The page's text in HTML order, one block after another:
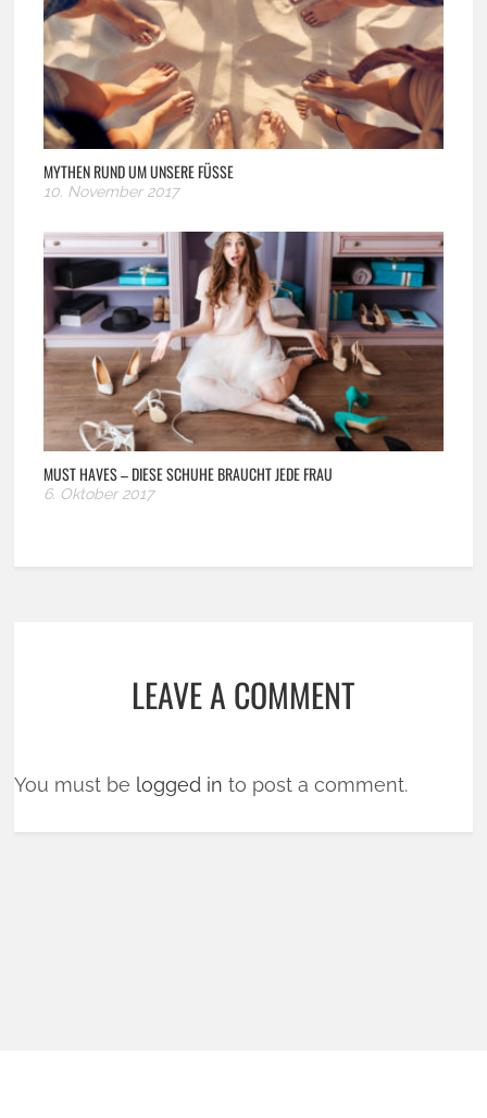
MYTHEN RUND UM UNSERE FÜSSE
10. November 2017
MUST HAVES – DIESE SCHUHE BRAUCHT JEDE FRAU
6. Oktober 2017
LEAVE A COMMENT
You must be logged in to post a comment.